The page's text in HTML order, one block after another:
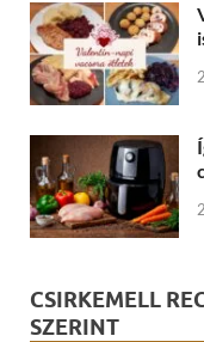
CSIRKEMELL
SZERINT